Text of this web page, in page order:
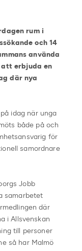
rum i
och 14
använda
att erbjudaen
där nya
idag när unga
både på och
för
samordnare
Jobb
samarbetet
där
i Allsvenskan
till personer
så har Malmö